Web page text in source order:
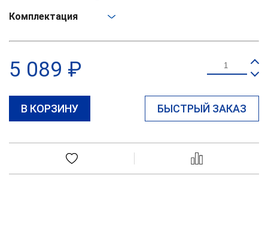
Комплектация
5 089 ₽
В КОРЗИНУ БЫСТРЫЙ ЗАКАЗ